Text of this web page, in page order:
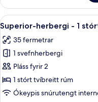
-
eldhús
Skoða
allar
myndir
fyrir
Superior-
herbergi
-
6
Superior-herbergi - 1
35 fermetrar
1 svefnherbergi
Pláss fyrir 2
1 stórt tvíbreitt rúm
Ókeypis snúrutengt